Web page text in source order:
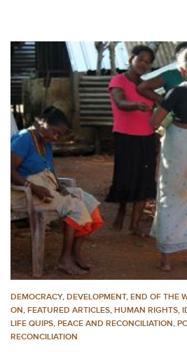
DEMOCRACY, DEVELOPMENT, END OF THE
ON, FEATURED ARTICLES, HUMAN RIGHTS,
LIFE QUIPS, PEACE AND RECONCILIATION,
RECONCILIATION